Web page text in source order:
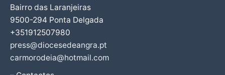
Bairro das Laranjeiras
9500-294 Ponta Delgada
+351912507980
press@diocesedeangra.pt
carmorodeia@hotmail.com